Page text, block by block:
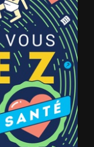
جستجو
پادکست
ها
ورود/
ثبت نام